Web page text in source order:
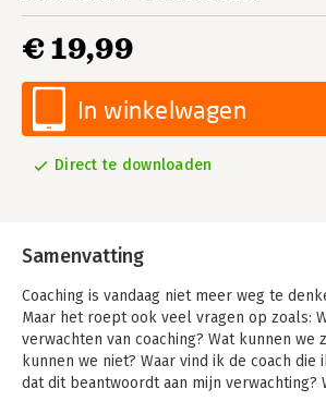
€ 19,99
In winkelwagen
Direct te downloaden
Samenvatting
Coaching is vandaag niet meer weg te
Maar het roept ook veel vragen op zoals:
verwachten van coaching? Wat kunnen we
kunnen we niet? Waar vind ik de coach die
dat dit beantwoordt aan mijn verwachting?